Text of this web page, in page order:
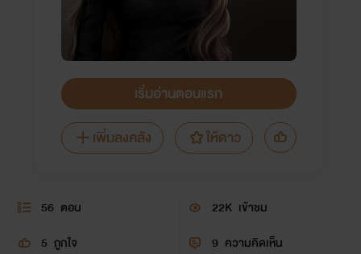
เริ่มอ่านตอนแรก
เพิ่มลงคลัง
ให้ดาว
56 ตอน 22K เข้าชม
5 ถูกใจ 9 ความคิดเห็น